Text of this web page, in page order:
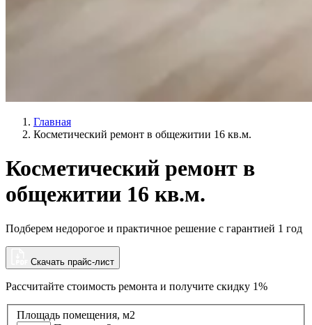
Главная
Косметический ремонт в общежитии 16 кв.м.
Косметический ремонт в
общежитии 16 кв.м.
Подберем недорогое и практичное решение с гарантией 1 год
Скачать прайс-лист
Рассчитайте стоимость ремонта и получите скидку 1%
Площадь помещения, м2